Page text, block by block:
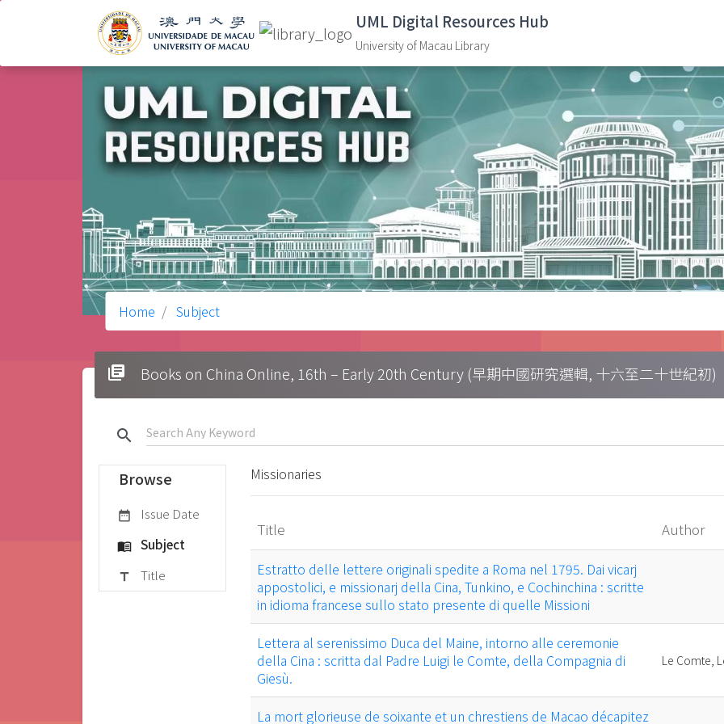
UML Digital Resources Hub
University of Macau Library
Home Subject
library_books Books on China Online, 16th – Early 20th Century (早期中國研究選輯, 十六至二十世紀初)
search
Browse
date_range Issue Date
menu_book Subject
title Title
Missionaries
Title Author
Estratto delle lettere originali spedite a Roma nel 1795. Dai vicarj
appostolici, e missionarj della Cina, Tunkino, e Cochinchina : scritte
in idioma francese sullo stato presente di quelle Missioni
Lettera al serenissimo Duca del Maine, intorno alle ceremonie
della Cina : scritta dal Padre Luigi le Comte, della Compagnia di
Giesù.
Le Comte,
La mort glorieuse de soixante et un chrestiens de Macao décapitez